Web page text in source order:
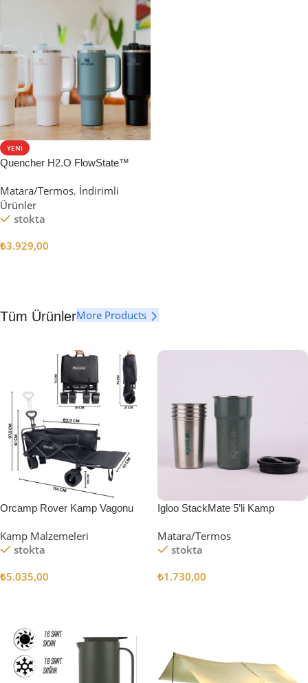
YENI
Quencher H2.O FlowState™
Matara/Termos, İndirimli
Ürünler
stokta
₺3.929,00
Tüm ÜrünlerMore Products
Orcamp Rover Kamp Vagonu
Kamp Malzemeleri
stokta
₺5.035,00
Igloo StackMate 5’li Kamp
Matara/Termos
stokta
₺1.730,00